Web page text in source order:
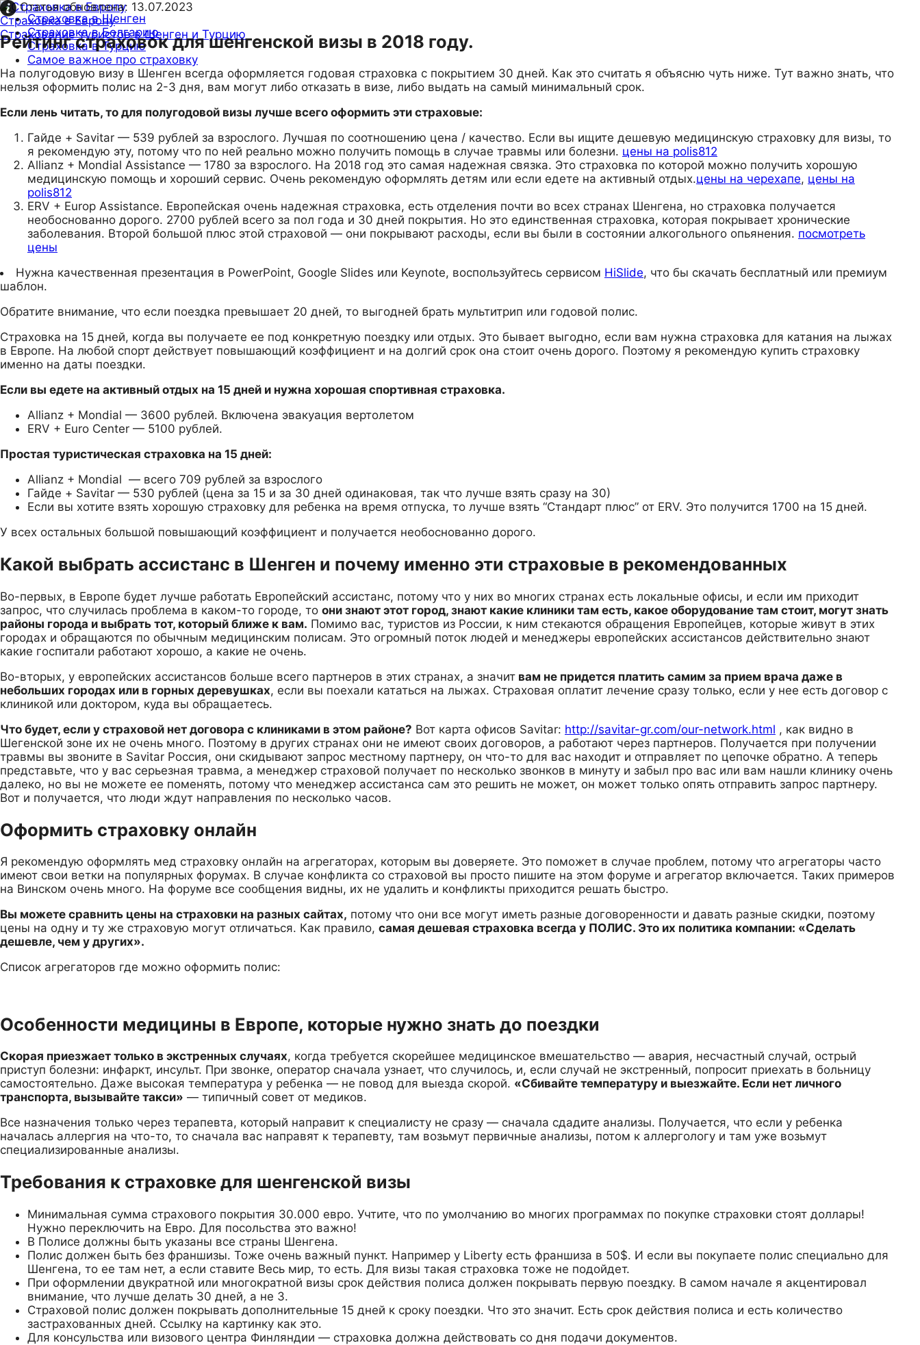
Страховка в Европу
Страхование туристов в Шенген и Турцию
Страховка в Шенген
Страховка в Болгарию
Страховка в Турцию
Самое важное про страховку
Статья обновлена: 13.07.2023
Рейтинг страховок для шенгенской визы в 2018 году.
На полугодовую визу в Шенген всегда оформляется годовая страховка с покрытием 30 дней. Как это считать я объясню чуть ниже. Тут важно знать, что
нельзя оформить полис на 2-3 дня, вам могут либо отказать в визе, либо выдать на самый минимальный срок.
Если лень читать, то для полугодовой визы лучше всего оформить эти страховые:
Гайде + Savitar — 539 рублей за взрослого. Лучшая по соотношению цена / качество. Если вы ищите дешевую медицинскую страховку для визы, то
я рекомендую эту, потому что по ней реально можно получить помощь в случае травмы или болезни. цены на polis812
Allianz + Mondial Assistance — 1780 за взрослого. На 2018 год это самая надежная связка. Это страховка по которой можно получить хорошую
медицинскую помощь и хороший сервис. Очень рекомендую оформлять детям или если едете на активный отдых.цены на черехапе, цены на
polis812
ERV + Europ Assistance. Европейская очень надежная страховка, есть отделения почти во всех странах Шенгена, но страховка получается
необоснованно дорого. 2700 рублей всего за пол года и 30 дней покрытия. Но это единственная страховка, которая покрывает хронические
заболевания. Второй большой плюс этой страховой — они покрывают расходы, если вы были в состоянии алкогольного опьянения. посмотреть
цены
Нужна качественная презентация в PowerPoint, Google Slides или Keynote, воспользуйтесь сервисом HiSlide, что бы скачать бесплатный или премиум
шаблон.
Обратите внимание, что если поездка превышает 20 дней, то выгодней брать мультитрип или годовой полис.
Страховка на 15 дней, когда вы получаете ее под конкретную поездку или отдых. Это бывает выгодно, если вам нужна страховка для катания на лыжах
в Европе. На любой спорт действует повышающий коэффициент и на долгий срок она стоит очень дорого. Поэтому я рекомендую купить страховку
именно на даты поездки.
Если вы едете на активный отдых на 15 дней и нужна хорошая спортивная страховка.
Allianz + Mondial — 3600 рублей. Включена эвакуация вертолетом
ERV + Euro Center — 5100 рублей.
Простая туристическая страховка на 15 дней:
Allianz + Mondial — всего 709 рублей за взрослого
Гайде + Savitar — 530 рублей (цена за 15 и за 30 дней одинаковая, так что лучше взять сразу на 30)
Если вы хотите взять хорошую страховку для ребенка на время отпуска, то лучше взять “Стандарт плюс” от ERV. Это получится 1700 на 15 дней.
У всех остальных большой повышающий коэффициент и получается необоснованно дорого.
Какой выбрать ассистанс в Шенген и почему именно эти страховые в рекомендованных
Во-первых, в Европе будет лучше работать Европейский ассистанс, потому что у них во многих странах есть локальные офисы, и если им приходит
запрос, что случилась проблема в каком-то городе, то они знают этот город, знают какие клиники там есть, какое оборудование там стоит, могут знать
районы города и выбрать тот, который ближе к вам. Помимо вас, туристов из России, к ним стекаются обращения Европейцев, которые живут в этих
городах и обращаются по обычным медицинским полисам. Это огромный поток людей и менеджеры европейских ассистансов действительно знают
какие госпитали работают хорошо, а какие не очень.
Во-вторых, у европейских ассистансов больше всего партнеров в этих странах, а значит вам не придется платить самим за прием врача даже в
небольших городах или в горных деревушках, если вы поехали кататься на лыжах. Страховая оплатит лечение сразу только, если у нее есть договор с
клиникой или доктором, куда вы обращаетесь.
Что будет, если у страховой нет договора с клиниками в этом районе? Вот карта офисов Savitar: http://savitar-gr.com/our-network.html , как видно в
Шегенской зоне их не очень много. Поэтому в других странах они не имеют своих договоров, а работают через партнеров. Получается при получении
травмы вы звоните в Savitar Россия, они скидывают запрос местному партнеру, он что-то для вас находит и отправляет по цепочке обратно. А теперь
представьте, что у вас серьезная травма, а менеджер страховой получает по несколько звонков в минуту и забыл про вас или вам нашли клинику очень
далеко, но вы не можете ее поменять, потому что менеджер ассистанса сам это решить не может, он может только опять отправить запрос партнеру.
Вот и получается, что люди ждут направления по несколько часов.
Оформить страховку онлайн
Я рекомендую оформлять мед страховку онлайн на агрегаторах, которым вы доверяете. Это поможет в случае проблем, потому что агрегаторы часто
имеют свои ветки на популярных форумах. В случае конфликта со страховой вы просто пишите на этом форуме и агрегатор включается. Таких примеров
на Винском очень много. На форуме все сообщения видны, их не удалить и конфликты приходится решать быстро.
Вы можете сравнить цены на страховки на разных сайтах, потому что они все могут иметь разные договоренности и давать разные скидки, поэтому
цены на одну и ту же страховую могут отличаться. Как правило, самая дешевая страховка всегда у ПОЛИС. Это их политика компании: «Сделать
дешевле, чем у других».
Список агрегаторов где можно оформить полис:
Особенности медицины в Европе, которые нужно знать до поездки
Скорая приезжает только в экстренных случаях, когда требуется скорейшее медицинское вмешательство — авария, несчастный случай, острый
приступ болезни: инфаркт, инсульт. При звонке, оператор сначала узнает, что случилось, и, если случай не экстренный, попросит приехать в больницу
самостоятельно. Даже высокая температура у ребенка — не повод для выезда скорой. «Сбивайте температуру и выезжайте. Если нет личного
транспорта, вызывайте такси» — типичный совет от медиков.
Все назначения только через терапевта, который направит к специалисту не сразу — сначала сдадите анализы. Получается, что если у ребенка
началась аллергия на что-то, то сначала вас направят к терапевту, там возьмут первичные анализы, потом к аллергологу и там уже возьмут
специализированные анализы.
Требования к страховке для шенгенской визы
Минимальная сумма страхового покрытия 30.000 евро. Учтите, что по умолчанию во многих программах по покупке страховки стоят доллары!
Нужно переключить на Евро. Для посольства это важно!
В Полисе должны быть указаны все страны Шенгена.
Полис должен быть без франшизы. Тоже очень важный пункт. Например у Liberty есть франшиза в 50$. И если вы покупаете полис специально для
Шенгена, то ее там нет, а если ставите Весь мир, то есть. Для визы такая страховка тоже не подойдет.
При оформлении двукратной или многократной визы срок действия полиса должен покрывать первую поездку. В самом начале я акцентировал
внимание, что лучше делать 30 дней, а не 3.
Страховой полис должен покрывать дополнительные 15 дней к сроку поездки. Что это значит. Есть срок действия полиса и есть количество
застрахованных дней. Ссылку на картинку как это.
Для консульства или визового центра Финляндии — страховка должна действовать со дня подачи документов.